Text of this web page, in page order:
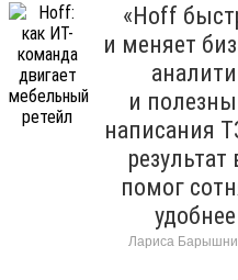
«Hoff
и меняет
и
написания
помог
Лариса